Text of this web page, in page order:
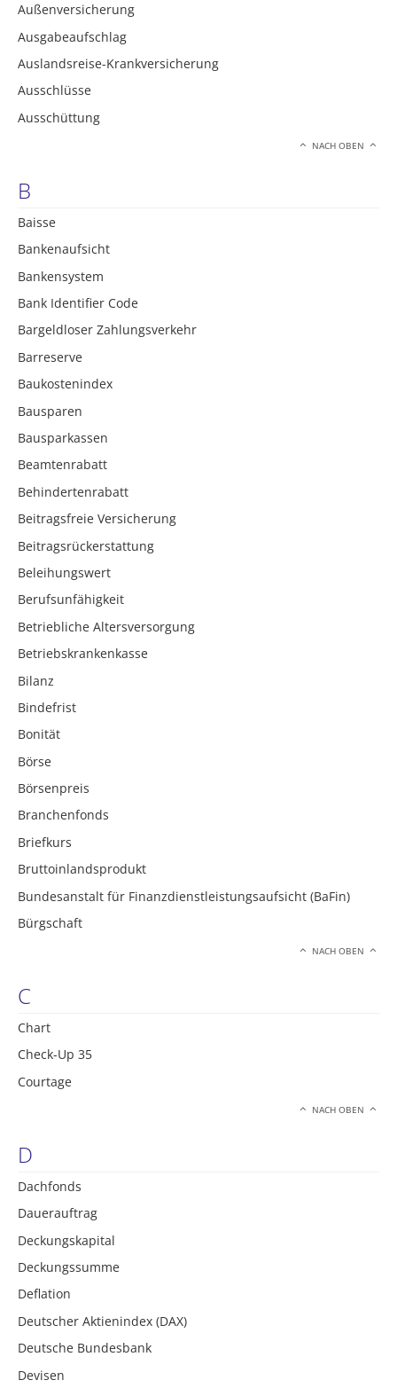
Außenversicherung
Ausgabeaufschlag
Auslandsreise-Krankversicherung
Ausschlüsse
Ausschüttung
NACH OBEN
B
Baisse
Bankenaufsicht
Bankensystem
Bank Identifier Code
Bargeldloser Zahlungsverkehr
Barreserve
Baukostenindex
Bausparen
Bausparkassen
Beamtenrabatt
Behindertenrabatt
Beitragsfreie Versicherung
Beitragsrückerstattung
Beleihungswert
Berufsunfähigkeit
Betriebliche Altersversorgung
Betriebskrankenkasse
Bilanz
Bindefrist
Bonität
Börse
Börsenpreis
Branchenfonds
Briefkurs
Bruttoinlandsprodukt
Bundesanstalt für Finanzdienstleistungsaufsicht (BaFin)
Bürgschaft
NACH OBEN
C
Chart
Check-Up 35
Courtage
NACH OBEN
D
Dachfonds
Dauerauftrag
Deckungskapital
Deckungssumme
Deflation
Deutscher Aktienindex (DAX)
Deutsche Bundesbank
Devisen